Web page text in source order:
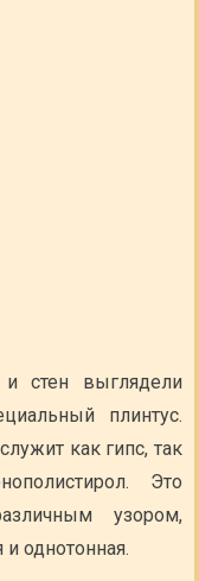
стен выглядели
плинтус.
как гипс, так
Это
узором,
однотонная.